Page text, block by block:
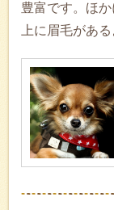
豊富です。ほ
上に眉毛があ